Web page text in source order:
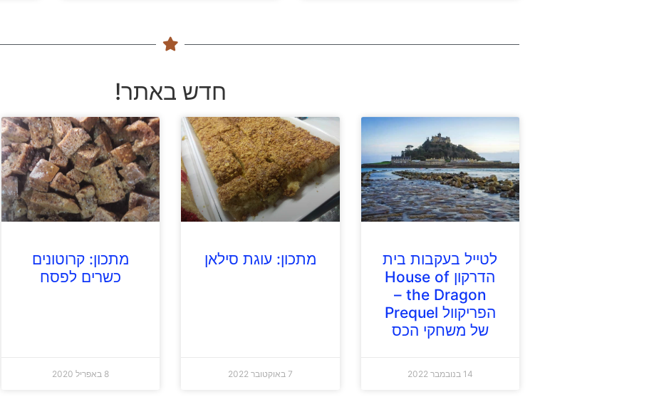
חדש באתר!
לטייל בעקבות בית
הדרקון House of
the Dragon –
הפריקוול Prequel
של משחקי הכס
14 בנובמבר 2022
מתכון: עוגת סילאן
7 באוקטובר 2022
מתכון: קרוטונים
כשרים לפסח
8 באפריל 2020